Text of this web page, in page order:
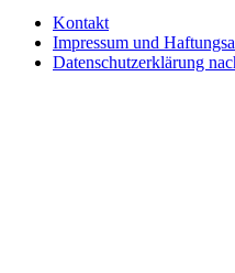
Kontakt
Impressum und
Datenschutzerklärung